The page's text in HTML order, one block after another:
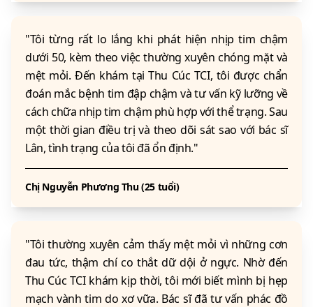
"Tôi từng rất lo lắng khi phát hiện nhịp tim chậm
dưới 50, kèm theo việc thường xuyên chóng mặt và
mệt mỏi. Đến khám tại Thu Cúc TCI, tôi được chẩn
đoán mắc bệnh tim đập chậm và tư vấn kỹ lưỡng về
cách chữa nhịp tim chậm phù hợp với thể trạng. Sau
một thời gian điều trị và theo dõi sát sao với bác sĩ
Lân, tình trạng của tôi đã ổn định."
Chị Nguyễn Phương Thu (25 tuổi)
"Tôi thường xuyên cảm thấy mệt mỏi vì những cơn
đau tức, thậm chí co thắt dữ dội ở ngực. Nhờ đến
Thu Cúc TCI khám kịp thời, tôi mới biết mình bị hẹp
mạch vành tim do xơ vữa. Bác sĩ đã tư vấn phác đồ